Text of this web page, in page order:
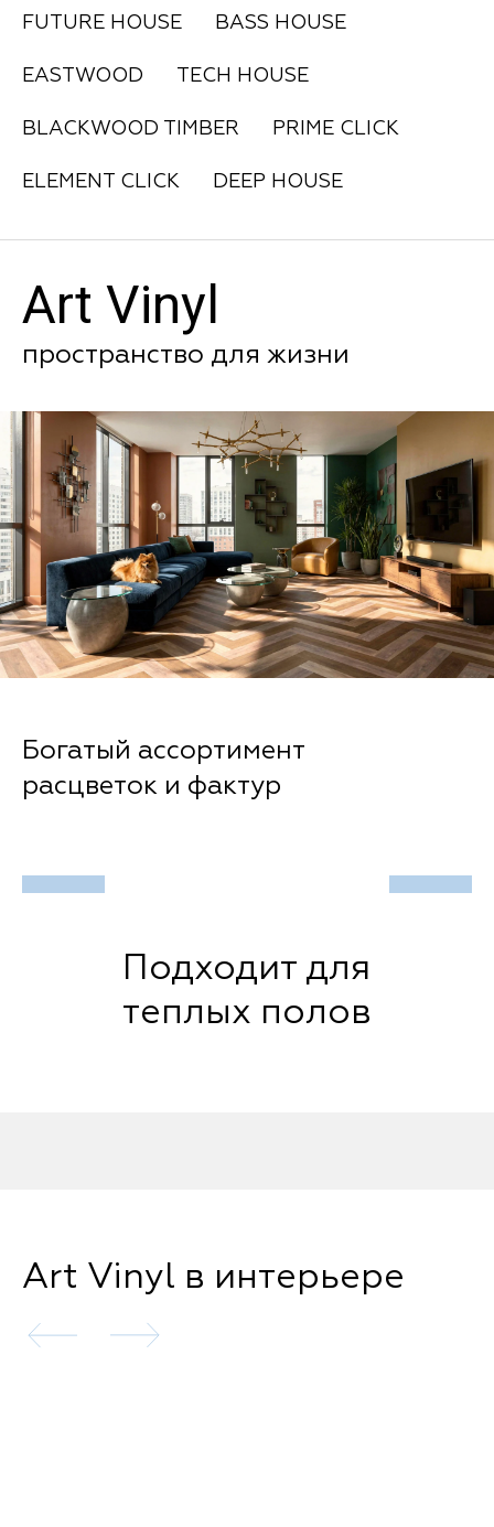
FUTURE HOUSE BASS HOUSE
EASTWOOD TECH HOUSE
BLACKWOOD TIMBER PRIME CLICK
ELEMENT CLICK DEEP HOUSE
Art Vinyl
пространство для жизни
Эффект объема фаска
Подходит для
теплых полов
Art Vinyl в интерьере